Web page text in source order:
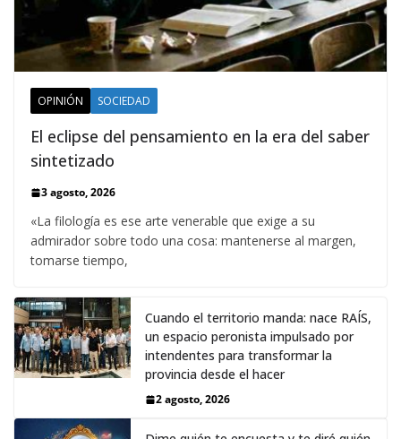
OPINIÓN SOCIEDAD
El eclipse del pensamiento en la era del saber
sintetizado
3 agosto, 2026
«La filología es ese arte venerable que exige a su
admirador sobre todo una cosa: mantenerse al margen,
tomarse tiempo,
Cuando el territorio manda: nace RAÍS,
un espacio peronista impulsado por
intendentes para transformar la
provincia desde el hacer
2 agosto, 2026